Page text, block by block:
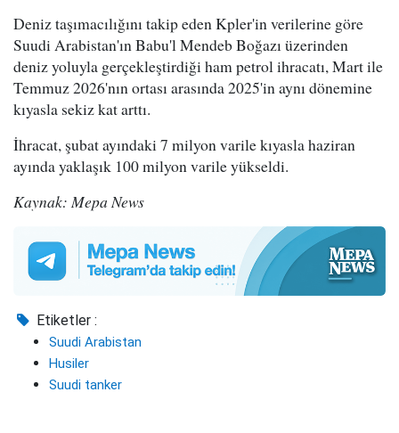
Deniz taşımacılığını takip eden Kpler'in verilerine göre
Suudi Arabistan'ın Babu'l Mendeb Boğazı üzerinden
deniz yoluyla gerçekleştirdiği ham petrol ihracatı, Mart ile
Temmuz 2026'nın ortası arasında 2025'in aynı dönemine
kıyasla sekiz kat arttı.
İhracat, şubat ayındaki 7 milyon varile kıyasla haziran
ayında yaklaşık 100 milyon varile yükseldi.
Kaynak: Mepa News
Etiketler :
Suudi Arabistan
Husiler
Suudi tanker